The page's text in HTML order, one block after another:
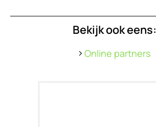
Bekijk ook eens:
Online partners